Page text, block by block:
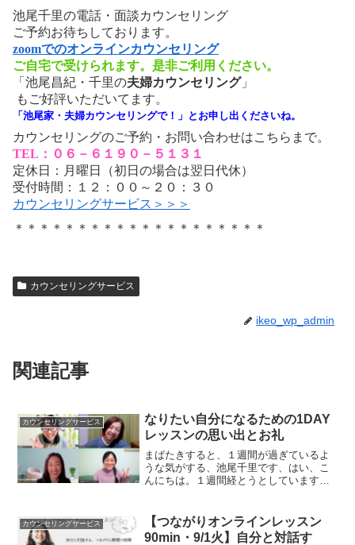
池尾千里の電話・面談カウンセリング
ご予約お待ちしております。
zoomでのオンラインカウンセリング
ご自宅で受けられます。是非ご利用ください。
「池尾昌紀・千里の夫婦カウンセリング」
もご好評いただいてます。
「池尾家・夫婦カウンセリングで！」とお申し出くださいね。
カウンセリングのご予約・お問い合わせはこちらまで。
TEL：０６－６１９０－５１３１
定休日：月曜日（初日の場合は翌日代休）
受付時間：１２：００～２０：３０
カウンセリングサービス＞＞＞
＊＊＊＊＊＊＊＊＊＊＊＊＊＊＊＊＊＊＊＊
カウンセリングサービス
ikeo_wp_admin
関連記事
カウンセリングサービス
なりたい自分になるための1DAY
レッスンの思い出とお礼
まばたきすると、１週間が過ぎているよ
うな気がする、池尾千里です、はい、こ
んにちは。１週間経とうとしています
とっても楽しい１日を過ごさせていただ
きました。ご一緒したみな...
カウンセリングサービス
【つながりオンラインレッスン
90min・9/1火】自分と対話す